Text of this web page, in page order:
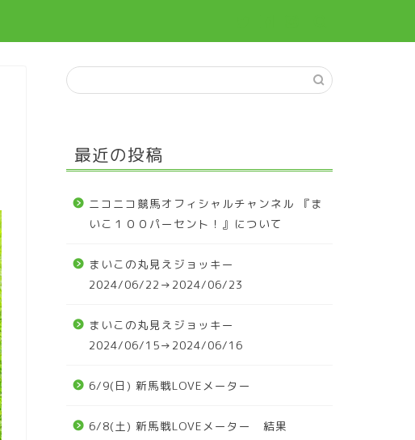
最近の投稿
ニコニコ競馬オフィシャルチャンネル 『ま
いこ１００パーセント！』について
まいこの丸見えジョッキー
2024/06/22→2024/06/23
まいこの丸見えジョッキー
2024/06/15→2024/06/16
6/9(日) 新馬戦LOVEメーター
6/8(土) 新馬戦LOVEメーター 結果